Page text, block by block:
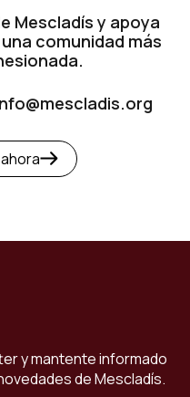
Mescladís y apoya
comunidad más
y mantente informado
de Mescladís.